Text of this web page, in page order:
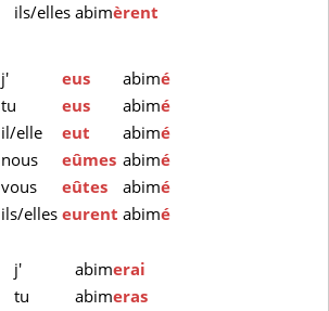
ils/elles abimèrent
j'
eus abimé
tu
eus abimé
il/elle
eut abimé
nous
eûmes abimé
vous
eûtes abimé
ils/elleseurent abimé
j'
abimerai
tu
abimeras